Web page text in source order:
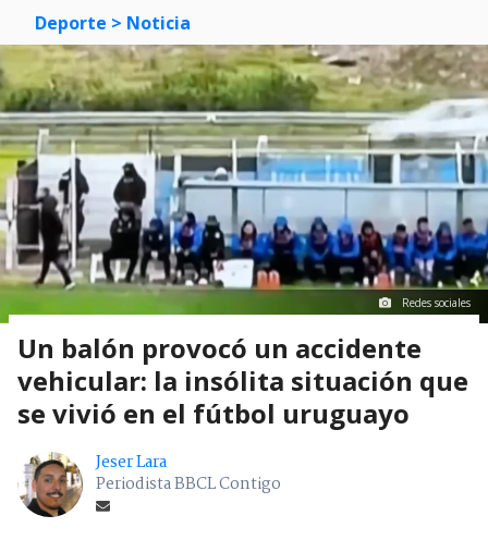
Deporte > Noticia
Redes sociales
Un balón provocó un accidente
vehicular: la insólita situación que
se vivió en el fútbol uruguayo
Jeser Lara
Periodista BBCL Contigo